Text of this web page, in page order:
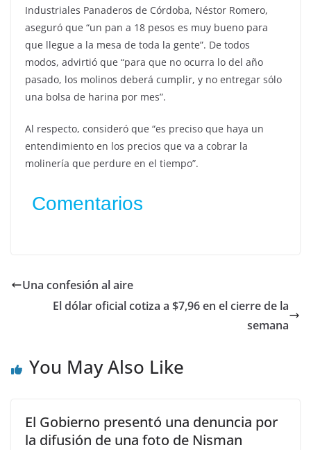
Industriales Panaderos de Córdoba, Néstor Romero,
aseguró que “un pan a 18 pesos es muy bueno para
que llegue a la mesa de toda la gente”. De todos
modos, advirtió que “para que no ocurra lo del año
pasado, los molinos deberá cumplir, y no entregar sólo
una bolsa de harina por mes”.
Al respecto, consideró que “es preciso que haya un
entendimiento en los precios que va a cobrar la
molinería que perdure en el tiempo”.
Comentarios
Una confesión al aire
El dólar oficial cotiza a $7,96 en el cierre de la
semana
You May Also Like
El Gobierno presentó una denuncia por
la difusión de una foto de Nisman